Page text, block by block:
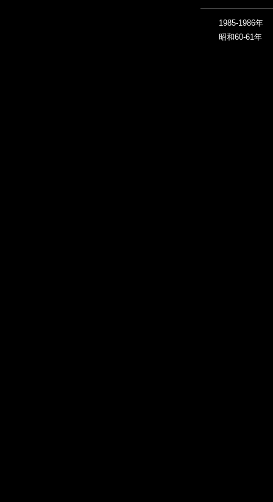
1985-1986年
昭和60-61年